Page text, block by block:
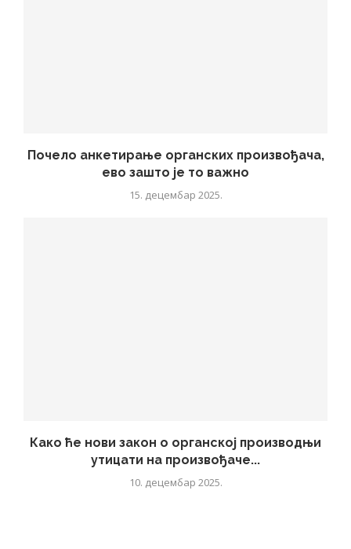
Почело анкетирање органских произвођача,
ево зашто је то важно
15. децембар 2025.
Како ће нови закон о органској производњи
утицати на произвођаче...
10. децембар 2025.